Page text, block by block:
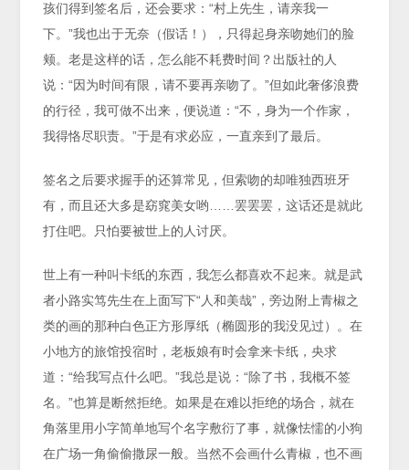
孩们得到签名后，还会要求：“村上先生，请亲我一
下。”我也出于无奈（假话！），只得起身亲吻她们的脸
颊。老是这样的话，怎么能不耗费时间？出版社的人
说：“因为时间有限，请不要再亲吻了。”但如此奢侈浪费
的行径，我可做不出来，便说道：“不，身为一个作家，
我得恪尽职责。”于是有求必应，一直亲到了最后。
签名之后要求握手的还算常见，但索吻的却唯独西班牙
有，而且还大多是窈窕美女哟……罢罢罢，这话还是就此
打住吧。只怕要被世上的人讨厌。
世上有一种叫卡纸的东西，我怎么都喜欢不起来。就是武
者小路实笃先生在上面写下“人和美哉”，旁边附上青椒之
类的画的那种白色正方形厚纸（椭圆形的我没见过）。在
小地方的旅馆投宿时，老板娘有时会拿来卡纸，央求
道：“给我写点什么吧。”我总是说：“除了书，我概不签
名。”也算是断然拒绝。如果是在难以拒绝的场合，就在
角落里用小字简单地写个名字敷衍了事，就像怯懦的小狗
在广场一角偷偷撒尿一般。当然不会画什么青椒，也不画